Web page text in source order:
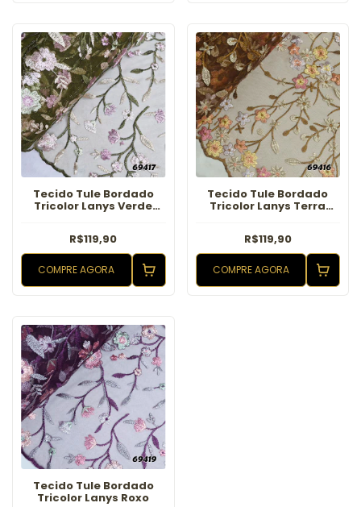
Tecido Tule Bordado
Tricolor Lanys Verde
R$119,90
COMPRE AGORA
Tecido Tule Bordado
Tricolor Lanys Terra
R$119,90
COMPRE AGORA
Tecido Tule Bordado
Tricolor Lanys Roxo